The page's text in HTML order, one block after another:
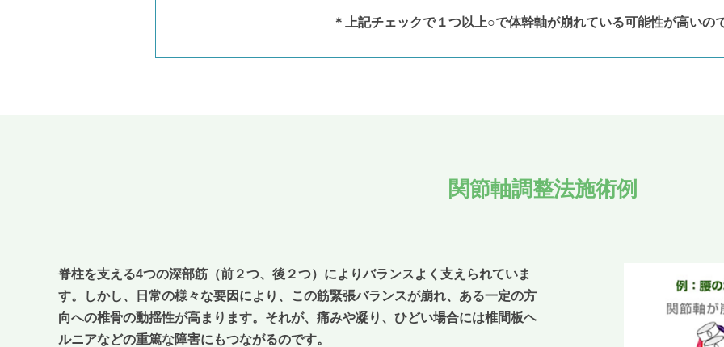
＊上記チェックで１つ以上○で体幹軸が崩れている可能性が高いの
関節軸調整法施術例
脊柱を支える4つの深部筋（前２つ、後２つ）によりバランスよく支えられていま
す。しかし、日常の様々な要因により、この筋緊張バランスが崩れ、ある一定の方
向への椎骨の動揺性が高まります。それが、痛みや凝り、ひどい場合には椎間板ヘ
ルニアなどの重篤な障害にもつながるのです。